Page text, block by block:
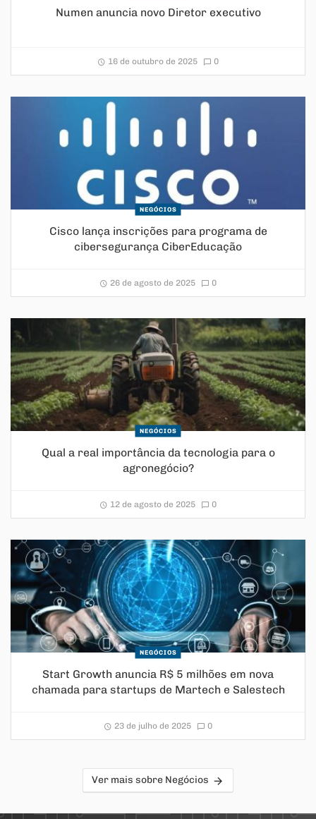
Numen anuncia novo Diretor executivo
16 de outubro de 2025 0
NEGÓCIOS
Cisco lança inscrições para programa de
cibersegurança CiberEducação
26 de agosto de 2025 0
NEGÓCIOS
Qual a real importância da tecnologia para o
agronegócio?
12 de agosto de 2025 0
NEGÓCIOS
Start Growth anuncia R$ 5 milhões em nova
chamada para startups de Martech e Salestech
23 de julho de 2025 0
Ver mais sobre Negócios